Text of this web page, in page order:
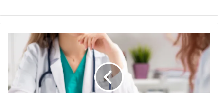
médicos
começarão
a
a